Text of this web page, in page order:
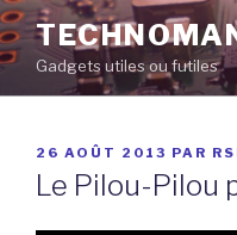
Aller
au
contenu
principal
Gadgets utiles ou futiles
PUBLIÉ
LE
26 AOÛT 2013 PAR
Le Pilou-Pilou